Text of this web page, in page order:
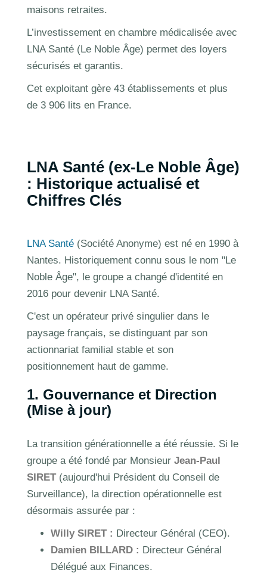
maisons retraites.
L’investissement en chambre médicalisée avec
LNA Santé (Le Noble Âge) permet des loyers
sécurisés et garantis.
Cet exploitant gère 43 établissements et plus
de 3 906 lits en France.
LNA Santé (ex-Le Noble Âge)
: Historique actualisé et
Chiffres Clés
LNA Santé (Société Anonyme) est né en 1990 à
Nantes. Historiquement connu sous le nom "Le
Noble Âge", le groupe a changé d'identité en
2016 pour devenir LNA Santé.
C'est un opérateur privé singulier dans le
paysage français, se distinguant par son
actionnariat familial stable et son
positionnement haut de gamme.
1. Gouvernance et Direction
(Mise à jour)
La transition générationnelle a été réussie. Si le
groupe a été fondé par Monsieur Jean-Paul
SIRET(aujourd'hui Président du Conseil de
Surveillance), la direction opérationnelle est
désormais assurée par :
Willy SIRET : Directeur Général (CEO).
Damien BILLARD : Directeur Général
Délégué aux Finances.